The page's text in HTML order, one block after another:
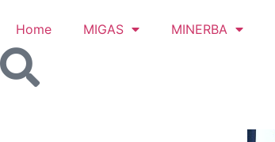
Home MIGAS MINERBA